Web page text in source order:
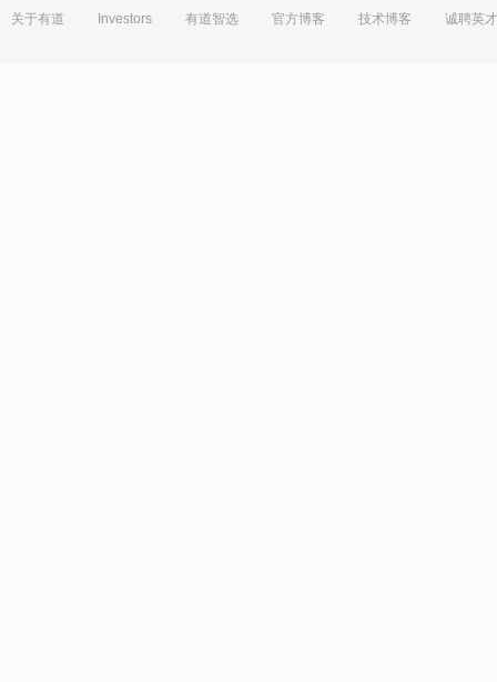
关于有道 Investors 有道智选 官方博客 技术博客 诚聘英才